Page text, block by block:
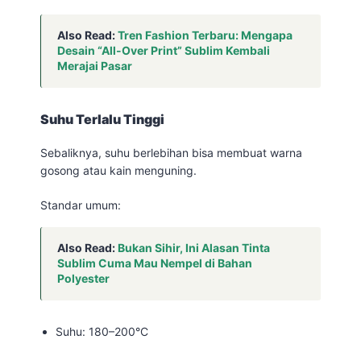
Also Read:Tren Fashion Terbaru: Mengapa
Desain “All-Over Print” Sublim Kembali
Merajai Pasar
Suhu Terlalu Tinggi
Sebaliknya, suhu berlebihan bisa membuat warna
gosong atau kain menguning.
Standar umum:
Also Read:Bukan Sihir, Ini Alasan Tinta
Sublim Cuma Mau Nempel di Bahan
Polyester
Suhu: 180–200°C